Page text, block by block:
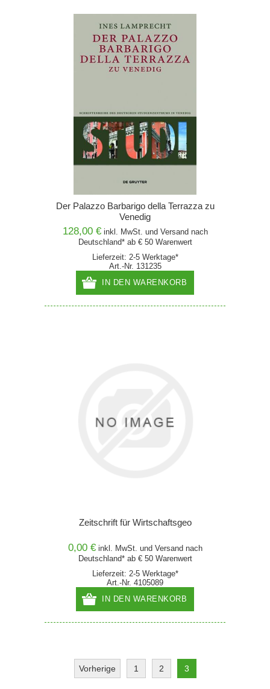
Der Palazzo Barbarigo della Terrazza zu
Venedig
128,00 € inkl. MwSt. und Versand nach
Deutschland* ab € 50 Warenwert
Lieferzeit: 2-5 Werktage*
Art.-Nr. 131235
IN DEN WARENKORB
Zeitschrift für Wirtschaftsgeo
0,00 € inkl. MwSt. und Versand nach
Deutschland* ab € 50 Warenwert
Lieferzeit: 2-5 Werktage*
Art.-Nr. 4105089
IN DEN WARENKORB
Vorherige 1 2 3